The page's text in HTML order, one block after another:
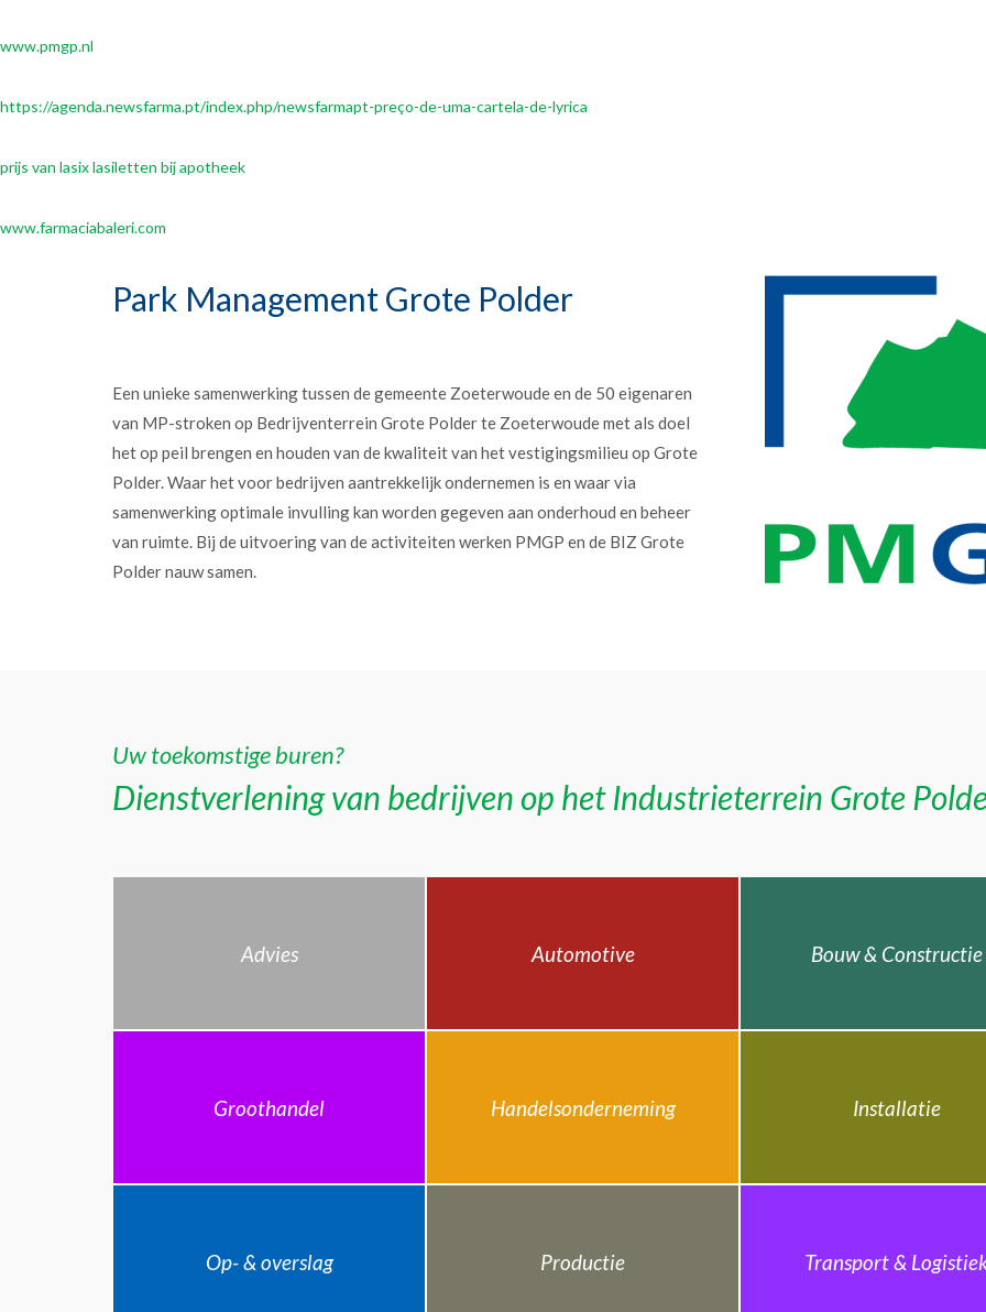
www.pmgp.nl
https://agenda.newsfarma.pt/index.php/newsfarmapt-preço-de-uma-cartela-de-lyrica
prijs van lasix lasiletten bij apotheek
www.farmaciabaleri.com
Park Management Grote Polder
Een unieke samenwerking tussen de gemeente Zoeterwoude en de 50 eigenaren
van MP-stroken op Bedrijventerrein Grote Polder te Zoeterwoude met als doel
het op peil brengen en houden van de kwaliteit van het vestigingsmilieu op Grote
Polder. Waar het voor bedrijven aantrekkelijk ondernemen is en waar via
samenwerking optimale invulling kan worden gegeven aan onderhoud en beheer
van ruimte. Bij de uitvoering van de activiteiten werken PMGP en de BIZ Grote
Polder nauw samen.
Uw toekomstige buren?
Dienstverlening van bedrijven op het Industrieterrein Grote
Advies Automotive Bouw & Constructie
Groothandel Handelsonderneming Installatie
Op- & overslag Productie Transport &